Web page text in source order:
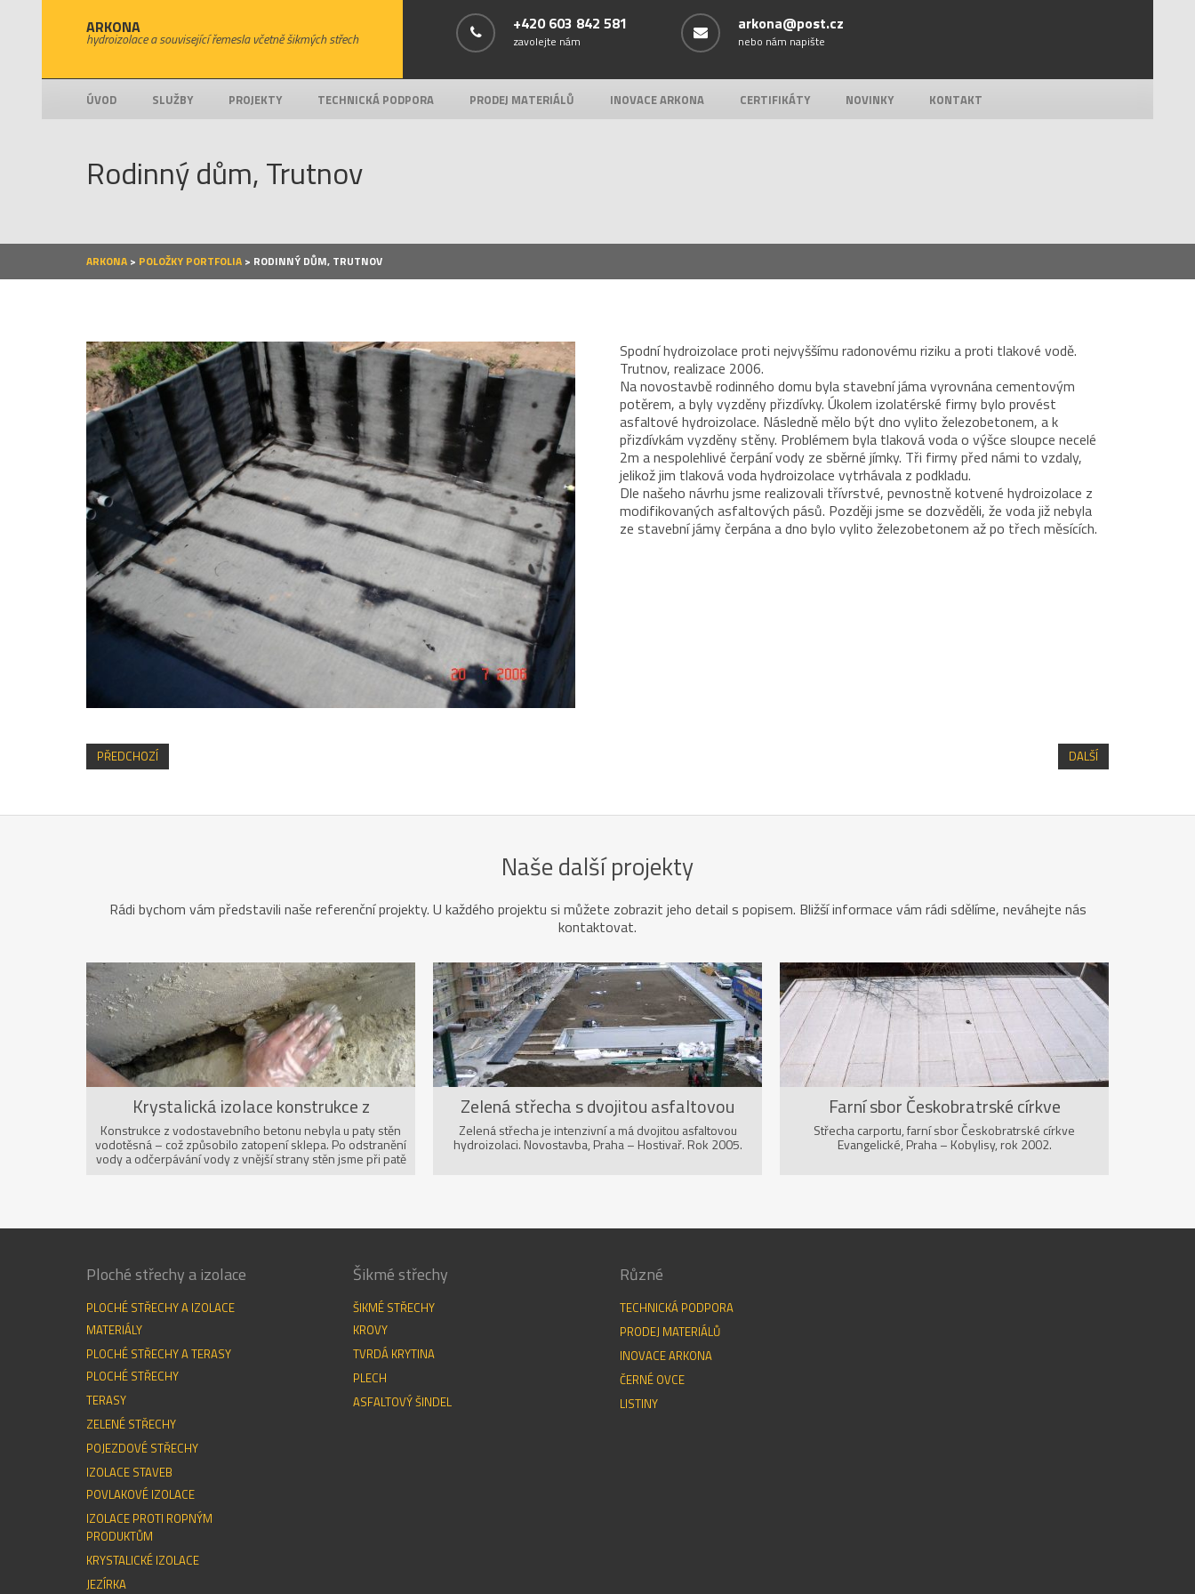
ARKONA
hydroizolace a související řemesla včetně šikmých střech
+420 603 842 581
zavolejte nám
arkona@post.cz
nebo nám napište
ÚVOD SLUŽBY PROJEKTY TECHNICKÁ PODPORA PRODEJ MATERIÁLŮ INOVACE ARKONA CERTIFIKÁTY NOVINKY KONTAKT
Rodinný dům, Trutnov
ARKONA > POLOŽKY PORTFOLIA > RODINNÝ DŮM, TRUTNOV
Spodní hydroizolace proti nejvyššímu radonovému riziku a proti tlakové vodě.
Trutnov, realizace 2006.
Na novostavbě rodinného domu byla stavební jáma vyrovnána cementovým
potěrem, a byly vyzděny přizdívky. Úkolem izolatérské firmy bylo provést
asfaltové hydroizolace. Následně mělo být dno vylito železobetonem, a k
přizdívkám vyzděny stěny. Problémem byla tlaková voda o výšce sloupce necelé
2m a nespolehlivé čerpání vody ze sběrné jímky. Tři firmy před námi to vzdaly,
jelikož jim tlaková voda hydroizolace vytrhávala z podkladu.
Dle našeho návrhu jsme realizovali třívrstvé, pevnostně kotvené hydroizolace z
modifikovaných asfaltových pásů. Později jsme se dozvěděli, že voda již nebyla
ze stavební jámy čerpána a dno bylo vylito železobetonem až po třech měsících.
PŘEDCHOZÍ DALŠÍ
Naše další projekty
Rádi bychom vám představili naše referenční projekty. U každého projektu si můžete zobrazit jeho detail s popisem. Bližší informace vám rádi sdělíme, neváhejte nás
kontaktovat.
Krystalická izolace konstrukce z
vodostavebního betonu
Konstrukce z vodostavebního betonu nebyla u paty stěn
vodotěsná – což způsobilo zatopení sklepa. Po odstranění
vody a odčerpávání vody z vnější strany stěn jsme při patě
Zelená střecha s dvojitou asfaltovou
hydroizolací
Zelená střecha je intenzivní a má dvojitou asfaltovou
hydroizolaci. Novostavba, Praha – Hostivař. Rok 2005.
Farní sbor Českobratrské církve
Evangelické, Praha
Střecha carportu, farní sbor Českobratrské církve
Evangelické, Praha – Kobylisy, rok 2002.
Ploché střechy a izolace
PLOCHÉ STŘECHY A IZOLACE
MATERIÁLY
PLOCHÉ STŘECHY A TERASY
PLOCHÉ STŘECHY
TERASY
ZELENÉ STŘECHY
POJEZDOVÉ STŘECHY
IZOLACE STAVEB
POVLAKOVÉ IZOLACE
IZOLACE PROTI ROPNÝM
PRODUKTŮM
KRYSTALICKÉ IZOLACE
JEZÍRKA
Šikmé střechy
ŠIKMÉ STŘECHY
KROVY
TVRDÁ KRYTINA
PLECH
ASFALTOVÝ ŠINDEL
Různé
TECHNICKÁ PODPORA
PRODEJ MATERIÁLŮ
INOVACE ARKONA
ČERNÉ OVCE
LISTINY